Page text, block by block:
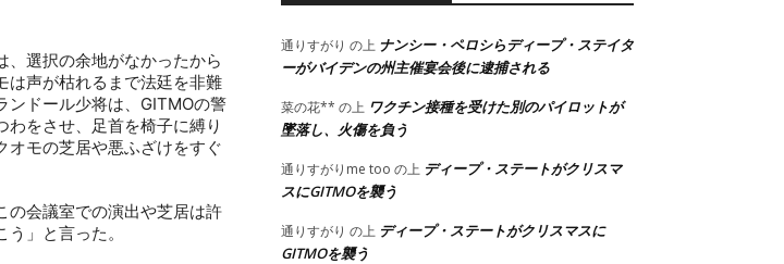
、選択の余地がなかったから
は声が枯れるまで法廷を非難
ドール少将は、 GITMOの警
わをさせ、足首を椅子に縛り
オモの芝居や悪ふざけをすぐ
の会議室での演出や芝居は許
」と言った。
通りすがり の上 ナンシー・ペロシらディープ・ステイタ
ーがバイデンの州主催宴会後に逮捕される
菜の花** の上 ワクチン接種を受けた別のパイロットが
墜落し、火傷を負う
通りすがりme too の上 ディープ・ステートがクリスマ
スにGITMOを襲う
通りすがり の上 ディープ・ステートがクリスマスに
GITMOを襲う